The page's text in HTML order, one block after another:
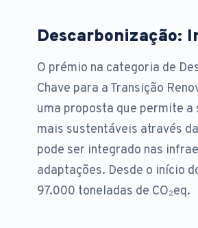
Descarbonização:
O prémio na categoria de
Chave para a Transição
uma proposta que permite
mais sustentáveis através
pode ser integrado nas
adaptações. Desde o início
97.000 toneladas de CO₂eq.